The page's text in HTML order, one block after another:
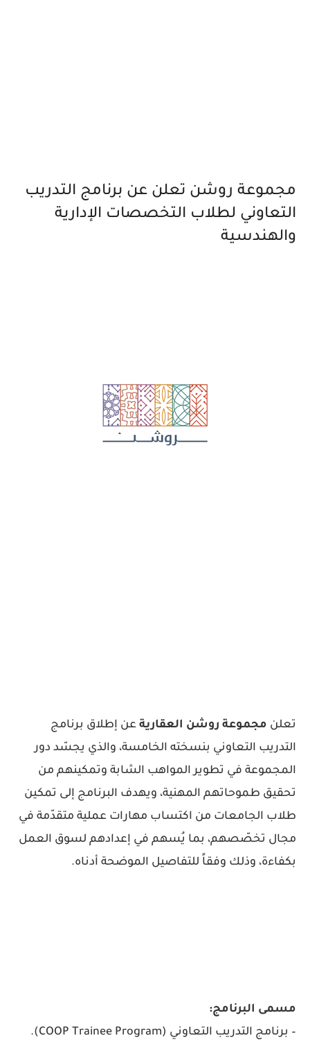
مجموعة روشن تعلن عن برنامج التدريب
التعاوني لطلاب التخصصات الإدارية
والهندسية
تعلن مجموعة روشن العقارية عن إطلاق برنامج
التدريب التعاوني بنسخته الخامسة، والذي يجسّد دور
المجموعة في تطوير المواهب الشابة وتمكينهم من
تحقيق طموحاتهم المهنية، ويهدف البرنامج إلى تمكين
طلاب الجامعات من اكتساب مهارات عملية متقدّمة في
مجال تخصّصهم، بما يُسهم في إعدادهم لسوق العمل
بكفاءة، وذلك وفقاً للتفاصيل الموضحة أدناه.
مسمى البرنامج:
– برنامج التدريب التعاوني (COOP Trainee Program).